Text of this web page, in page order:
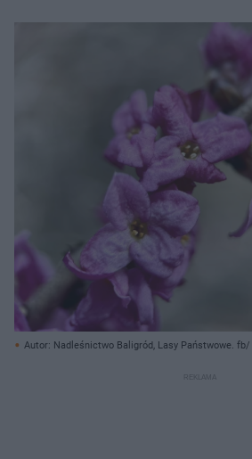
Autor: Nadleśnictwo Baligród, Lasy Państwowe.